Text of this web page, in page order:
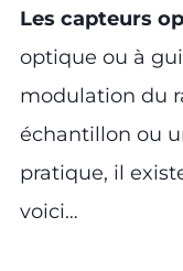
Les capteurs
optique ou à
modulation du
échantillon ou
pratique, il
voici…